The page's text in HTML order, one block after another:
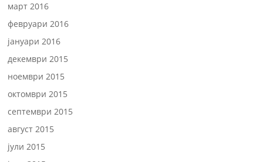
март 2016
февруари 2016
јануари 2016
декември 2015
ноември 2015
октомври 2015
септември 2015
август 2015
јули 2015